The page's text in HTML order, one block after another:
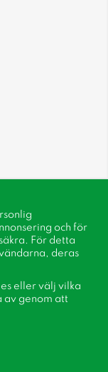
och för
För detta
deras
eller välj vilka
av genom att